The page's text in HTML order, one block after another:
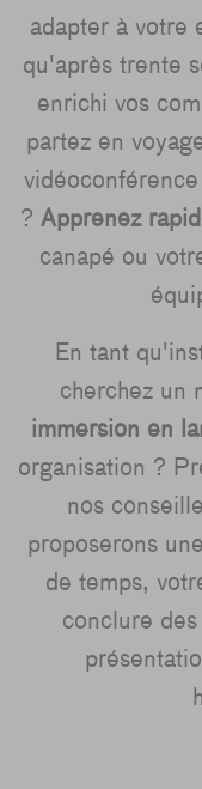
adapter à votre
qu'après trente
enrichi vos
partez en
? Apprenez
canapé ou
En tant
cherchez un
immersion en
organisation ?
nos
proposerons
de temps,
conclure